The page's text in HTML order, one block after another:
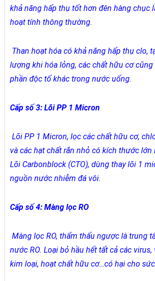
khả năng hấp thụ tốt hơn đên hàng chục
hoạt tính thông thường.
Than hoạt hóa có khả năng hấp thụ clo,
lượng khi hóa lỏng, các chất hữu cơ
phần độc tố khác trong nước uống.
Cấp số 3: Lõi PP 1 Micron
Lõi PP 1 Micron, lọc các chất hữu cơ,
và các hạt chất rắn nhỏ có kích thước lớn
Lõi Carbonblock (CTO), dùng thay lõi 1
nguồn nước nhiễm đá vôi.
Cấp số 4: Màng lọc RO
Màng lọc RO, thẩm thấu ngược là trung
nước RO. Loại bỏ hầu hết tất cả các
kim loại, hoạt chất hữu cơ…có hại cho